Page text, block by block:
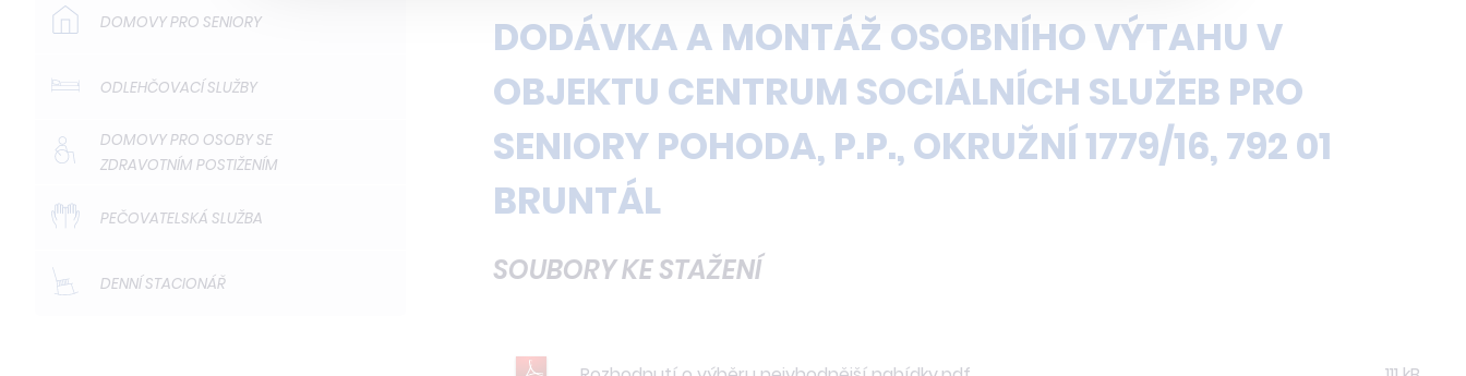
DOMOVY PRO SENIORY
ODLEHČOVACÍ SLUŽBY
DOMOVY PRO OSOBY SE
ZDRAVOTNÍM POSTIŽENÍM
PEČOVATELSKÁ SLUŽBA
DENNÍ STACIONÁŘ
DODÁVKA A MONTÁŽ OSOBNÍHO VÝTAHU V
OBJEKTU CENTRUM SOCIÁLNÍCH SLUŽEB PRO
SENIORY POHODA, P.P., OKRUŽNÍ 1779/16, 792 01
BRUNTÁL
SOUBORY KE STAŽENÍ